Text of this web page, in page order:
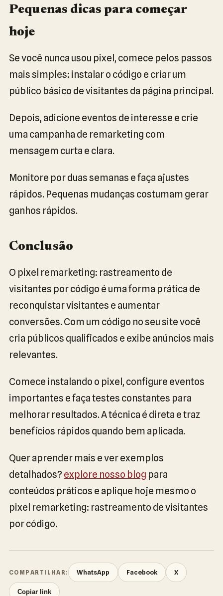
Pequenas dicas para começar
hoje
Se você nunca usou pixel, comece pelos passos
mais simples: instalar o código e criar um
público básico de visitantes da página principal.
Depois, adicione eventos de interesse e crie
uma campanha de remarketing com
mensagem curta e clara.
Monitore por duas semanas e faça ajustes
rápidos. Pequenas mudanças costumam gerar
ganhos rápidos.
Conclusão
O pixel remarketing: rastreamento de
visitantes por código é uma forma prática de
reconquistar visitantes e aumentar
conversões. Com um código no seu site você
cria públicos qualificados e exibe anúncios mais
relevantes.
Comece instalando o pixel, configure eventos
importantes e faça testes constantes para
melhorar resultados. A técnica é direta e traz
benefícios rápidos quando bem aplicada.
Quer aprender mais e ver exemplos
detalhados? explore nosso blog para
conteúdos práticos e aplique hoje mesmo o
pixel remarketing: rastreamento de visitantes
por código.
COMPARTILHAR: WhatsApp Facebook X
Copiar link